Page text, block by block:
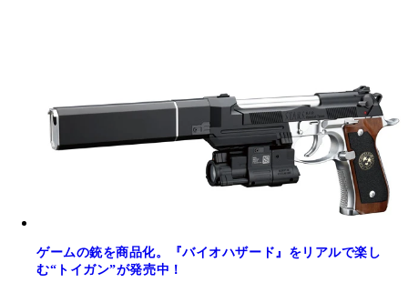
ゲームの銃を商品化。『バイオハザード』をリアルで楽し
む“トイガン”が発売中！